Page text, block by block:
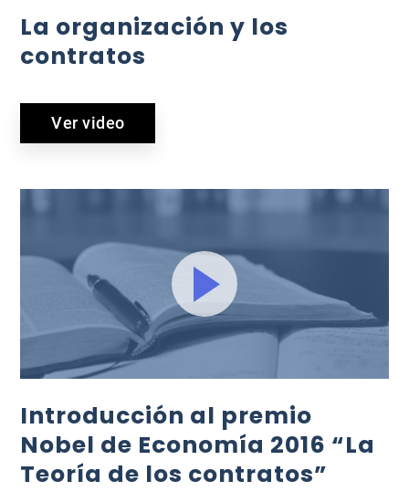
La organización y los
contratos
Ver video
Introducción al premio
Nobel de Economía 2016 “La
Teoría de los contratos”